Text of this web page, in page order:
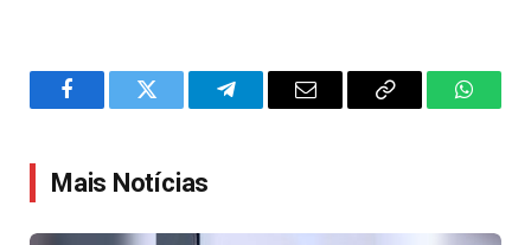
FacebookTwitter TelegramEmail
Copy
Mais Notícias